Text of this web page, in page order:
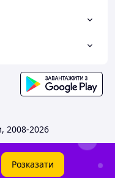
2008-2026
Розказати